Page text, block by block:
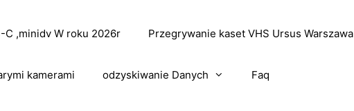
C ,minidv W roku 2026r Przegrywanie kaset VHS Ursus Warszawa
kamerami odzyskiwanie Danych Faq